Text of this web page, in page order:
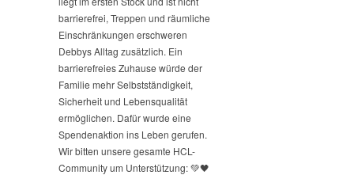
barrierefrei, Treppen und räumliche
Einschränkungen erschweren
Debbys Alltag zusätzlich. Ein
barrierefreies Zuhause würde der
Familie mehr Selbstständigkeit,
Sicherheit und Lebensqualität
ermöglichen. Dafür wurde eine
Spendenaktion ins Leben gerufen.
Wir bitten unsere gesamte HCL-
Community um Unterstützung: 💚🖤